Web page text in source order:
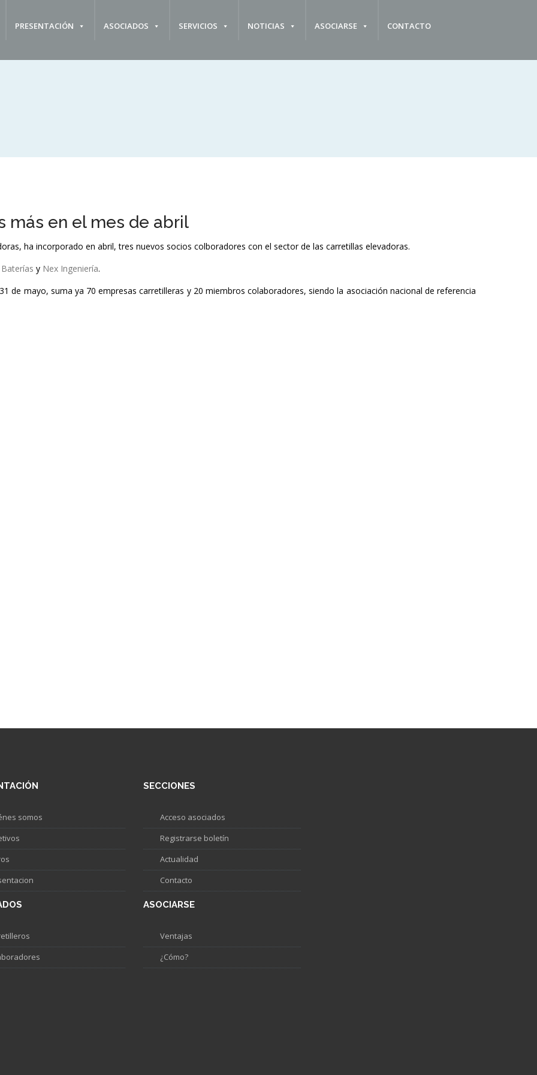
PRESENTACIÓN ASOCIADOS SERVICIOS NOTICIAS ASOCIARSE CONTACTO
más en el mes de abril
ha incorporado en abril, tres nuevos socios colboradores con el sector de las carretillas elevadoras.
y Nex Ingeniería.
de mayo, suma ya 70 empresas carretilleras y 20 miembros colaboradores, siendo la asociación nacional de referencia
somos
SECCIONES
Acceso asociados
Registrarse boletín
Actualidad
Contacto
ASOCIARSE
Ventajas
¿Cómo?